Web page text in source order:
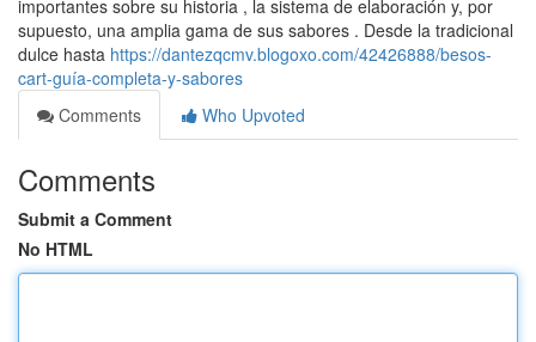
importantes sobre su historia , la sistema de elaboración y, por
supuesto, una amplia gama de sus sabores . Desde la tradicional
dulce hasta https://dantezqcmv.blogoxo.com/42426888/besos-
cart-guía-completa-y-sabores
Comments
Who Upvoted
Comments
Submit a Comment
No HTML